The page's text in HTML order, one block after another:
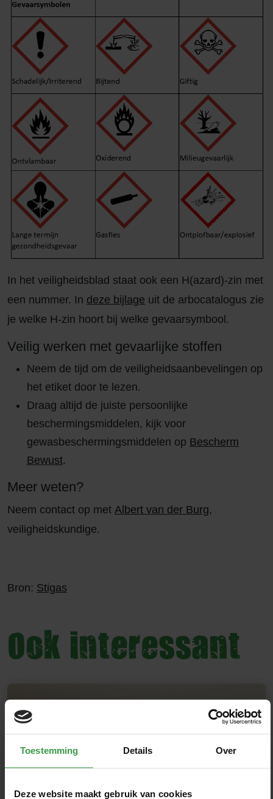
Toestemming Details Over
Deze website maakt gebruik van cookies
In het veiligheidsblad staat ook een H(azard)-zin met
een nummer. In deze bijlage uit de arbocatalogus zie
je welke H-zin hoort bij welke gevaarsymbool.
Veilig werken met gevaarlijke stoffen
Neem de tijd om de veiligheidsaanbevelingen op
het etiket door te lezen.
Draag altijd de juiste persoonlijke
beschermingsmiddelen, kijk voor
gewasbeschermingsmiddelen op Bescherm
Bewust.
Meer weten?
Neem contact op met Albert van der Burg,
veiligheidskundige.
Bron: Stigas
Ook interessant